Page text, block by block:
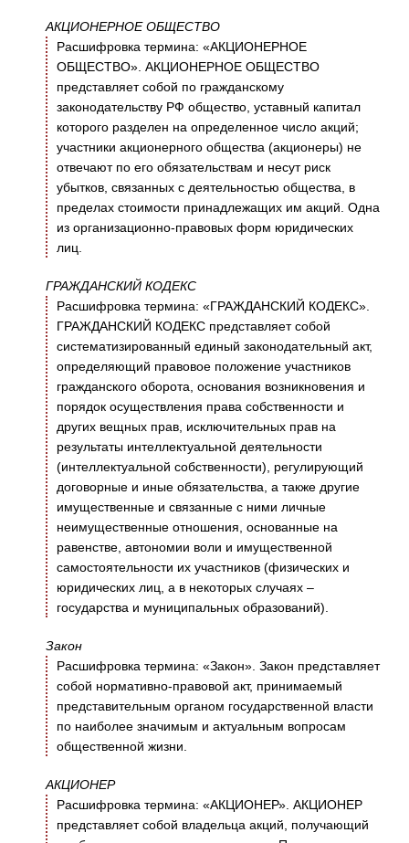
АКЦИОНЕРНОЕ ОБЩЕСТВО
Расшифровка термина: «АКЦИОНЕРНОЕ
ОБЩЕСТВО». АКЦИОНЕРНОЕ ОБЩЕСТВО
представляет собой по гражданскому
законодательству РФ общество, уставный капитал
которого разделен на определенное число акций;
участники акционерного общества (акционеры) не
отвечают по его обязательствам и несут риск
убытков, связанных с деятельностью общества, в
пределах стоимости принадлежащих им акций. Одна
из организационно-правовых форм юридических
лиц.
ГРАЖДАНСКИЙ КОДЕКС
Расшифровка термина: «ГРАЖДАНСКИЙ КОДЕКС».
ГРАЖДАНСКИЙ КОДЕКС представляет собой
систематизированный единый законодательный акт,
определяющий правовое положение участников
гражданского оборота, основания возникновения и
порядок осуществления права собственности и
других вещных прав, исключительных прав на
результаты интеллектуальной деятельности
(интеллектуальной собственности), регулирующий
договорные и иные обязательства, а также другие
имущественные и связанные с ними личные
неимущественные отношения, основанные на
равенстве, автономии воли и имущественной
самостоятельности их участников (физических и
юридических лиц, а в некоторых случаях –
государства и муниципальных образований).
Закон
Расшифровка термина: «Закон». Закон представляет
собой нормативно-правовой акт, принимаемый
представительным органом государственной власти
по наиболее значимым и актуальным вопросам
общественной жизни.
АКЦИОНЕР
Расшифровка термина: «АКЦИОНЕР». АКЦИОНЕР
представляет собой владельца акций, получающий